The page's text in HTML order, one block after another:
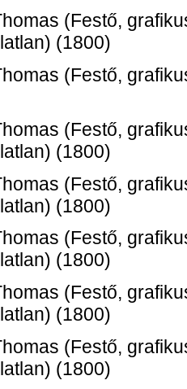
(Festő,
(1800)
(Festő,
(Festő,
(1800)
(Festő,
(1800)
(Festő,
(1800)
(Festő,
(1800)
(Festő,
(1800)